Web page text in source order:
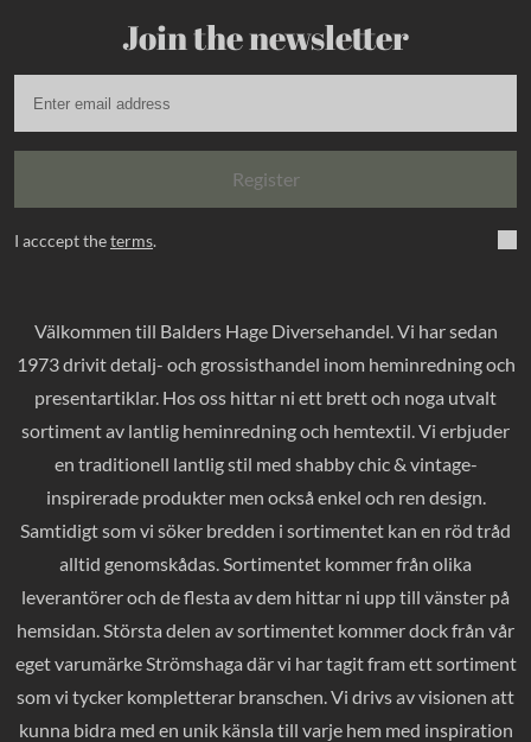
Join the newsletter
Register
I acccept theterms.
Välkommen till Balders Hage Diversehandel. Vi har sedan
1973 drivit detalj- och grossisthandel inom heminredning och
presentartiklar. Hos oss hittar ni ett brett och noga utvalt
sortiment av lantlig heminredning och hemtextil. Vi erbjuder
en traditionell lantlig stil med shabby chic & vintage-
inspirerade produkter men också enkel och ren design.
Samtidigt som vi söker bredden i sortimentet kan en röd tråd
alltid genomskådas. Sortimentet kommer från olika
leverantörer och de flesta av dem hittar ni upp till vänster på
hemsidan. Största delen av sortimentet kommer dock från vår
eget varumärke Strömshaga där vi har tagit fram ett sortiment
som vi tycker kompletterar branschen. Vi drivs av visionen att
kunna bidra med en unik känsla till varje hem med inspiration